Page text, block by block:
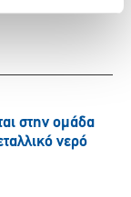
στην ομάδα
νερό